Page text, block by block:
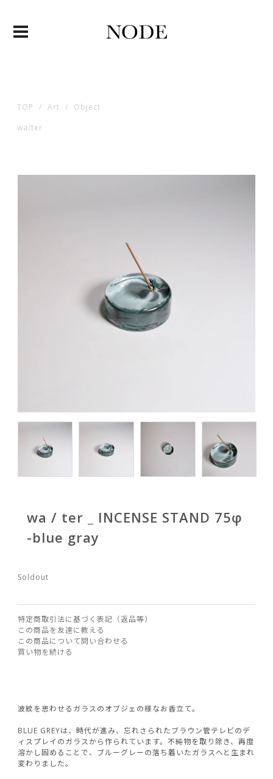
TOP Art
Object
wa/ter
wa / ter _ INCENSE STAND 75φ
-blue gray
Soldout
特定商取引法に基づく表記（返品等）
この商品を友達に教える
この商品について問い合わせる
買い物を続ける
波紋を思わせるガラスのオブジェの様なお香立て。
BLUE GREYは、時代が進み、忘れさられたブラウン管テレビのデ
ィスプレイのガラスから作られています。不純物を取り除き、再度
溶かし固めることで、ブルーグレーの落ち着いたガラスへと生まれ
変わりました。